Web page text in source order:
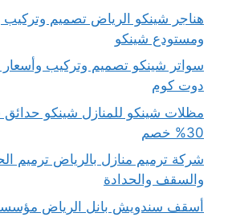
هناجر شينكو الرياض تصميم وتركيب
ومستودع شينكو
سواتر شينكو تصميم وتركيب
دوت كوم
مظلات شينكو للمنازل شينكو
30% خصم
شركة ترميم منازل بالرياض ترميم
والسقف والحدادة
أسقف سندويش بانل الرياض